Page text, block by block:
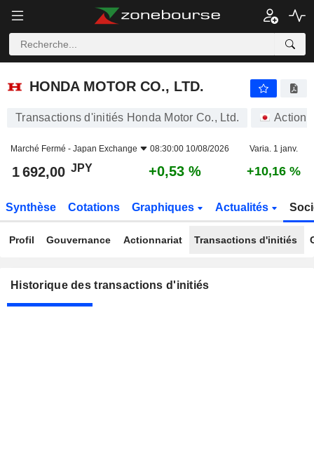
HONDA MOTOR CO., LTD.
HONDA MOTOR CO., LTD.
Transactions d'initiés Honda Motor Co., Ltd. Actions
Marché Fermé - Japan Exchange 08:30:00 10/08/2026 Varia. 1 janv.
1 692,00 JPY +0,53 % +10,16 %
Synthèse Cotations Graphiques Actualités
Profil Gouvernance Actionnariat Transactions d'initiés
Historique des transactions d'initiés